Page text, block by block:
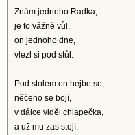
Znám jednoho Radka,
je to vážně vůl,
on jednoho dne,
vlezl si pod stůl.
Pod stolem on hejbe se,
něčeho se bojí,
v dálce viděl chlapečka,
a už mu zas stojí.